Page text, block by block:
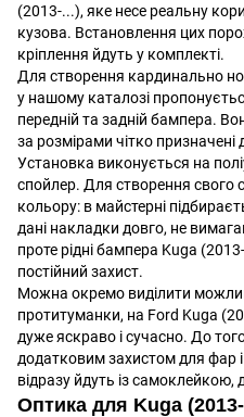
(2013-...), яке несе реальну
кузова. Встановлення цих
кріплення йдуть у комплекті.
Для створення кардинально
у нашому каталозі
передній та задній бампера.
за розмірами чітко
Установка виконується на
спойлер. Для створення свого
кольору: в майстерні
дані накладки довго, не
проте рідні бампера Kuga
постійний захист.
Можна окремо виділити
протитуманки, на Ford Kuga
дуже яскраво і сучасно. До
додатковим захистом для фар
відразу йдуть із самоклейкою,
Оптика для Kuga